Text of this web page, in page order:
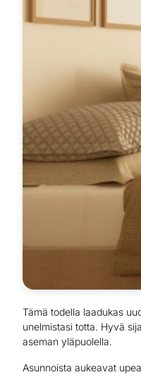
Tämä todella laadukas
unelmistasi totta. Hyvä
aseman yläpuolella.
Asunnoista aukeavat